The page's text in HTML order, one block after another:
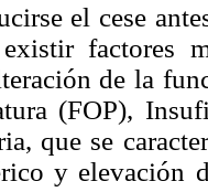
el cese
factores
de la
(FOP),
que se
y elevación